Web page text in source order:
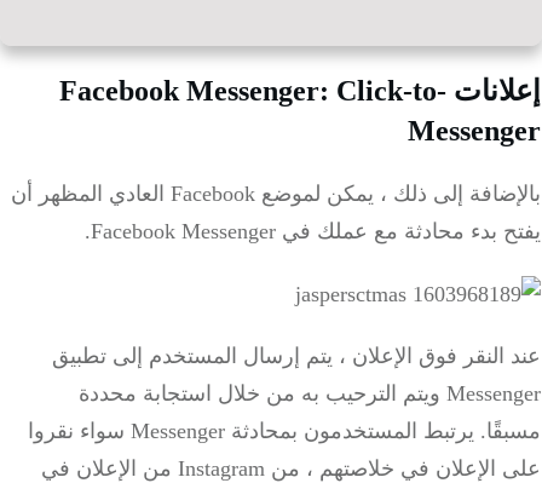
إعلانات Facebook Messenger: Click-to-
Messenger
بالإضافة إلى ذلك ، يمكن لموضع Facebook العادي المظهر أن
يفتح بدء محادثة مع عملك في Facebook Messenger.
عند النقر فوق الإعلان ، يتم إرسال المستخدم إلى تطبيق
Messenger ويتم الترحيب به من خلال استجابة محددة
مسبقًا.
يرتبط المستخدمون بمحادثة Messenger سواء نقروا
على الإعلان في خلاصتهم ، من Instagram من الإعلان في